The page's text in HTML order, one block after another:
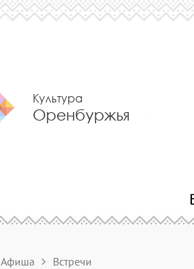
Культура
Оренбуржья
Афиша Встречи